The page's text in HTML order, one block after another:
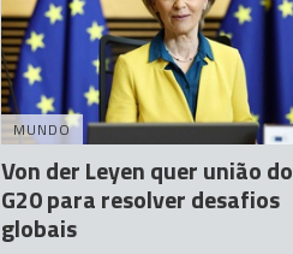
MUNDO
Von der Leyen quer união do
G20 para resolver desafios
globais